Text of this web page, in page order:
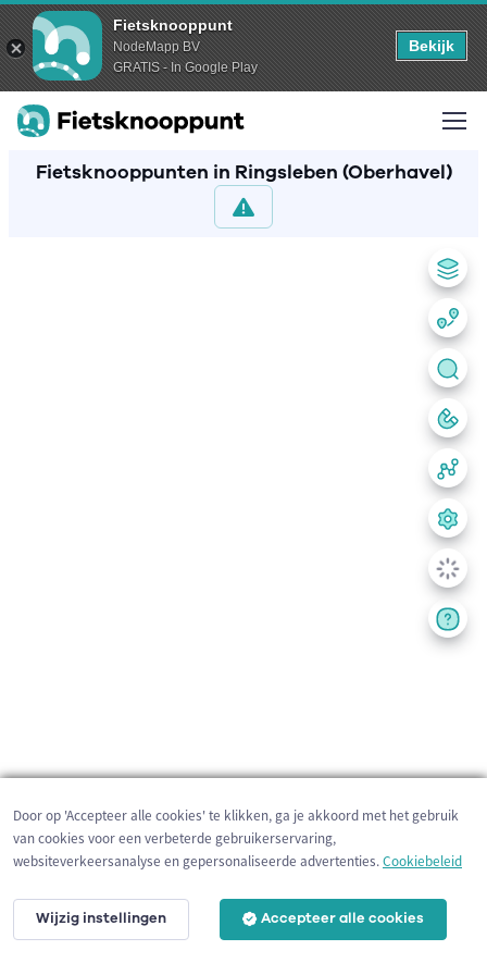
Fietsknooppunt
NodeMapp BV
GRATIS - In Google Play
Bekijk
Fietsknooppunten in Ringsleben (Oberhavel)
200 m
Door op 'Accepteer alle cookies' te klikken, ga je akkoord met het gebruik
van cookies voor een verbeterde gebruikerservaring,
websiteverkeersanalyse en gepersonaliseerde advertenties.Cookiebeleid
Wijzig instellingen Accepteer alle cookies